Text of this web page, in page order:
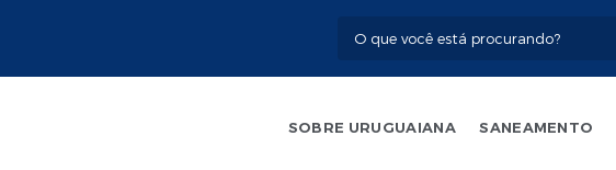
SOBRE URUGUAIANA SANEAMENTO